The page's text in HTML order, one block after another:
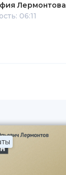
Лермонтова
06:11